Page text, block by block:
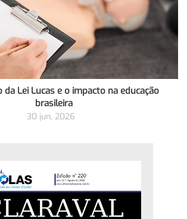
da Lei Lucas e o impacto na educação
brasileira
30 jun, 2026